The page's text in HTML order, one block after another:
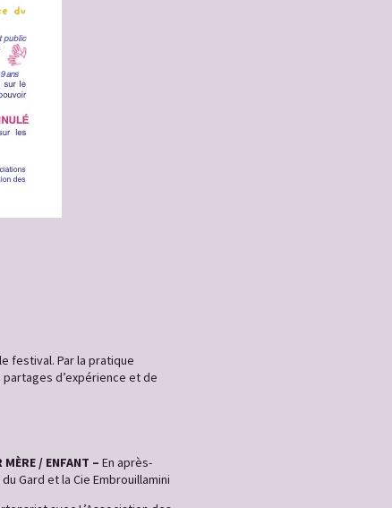
festival. Par la pratique
d’expérience et de
/ ENFANT – En après-
Gard et la Cie Embrouillamini